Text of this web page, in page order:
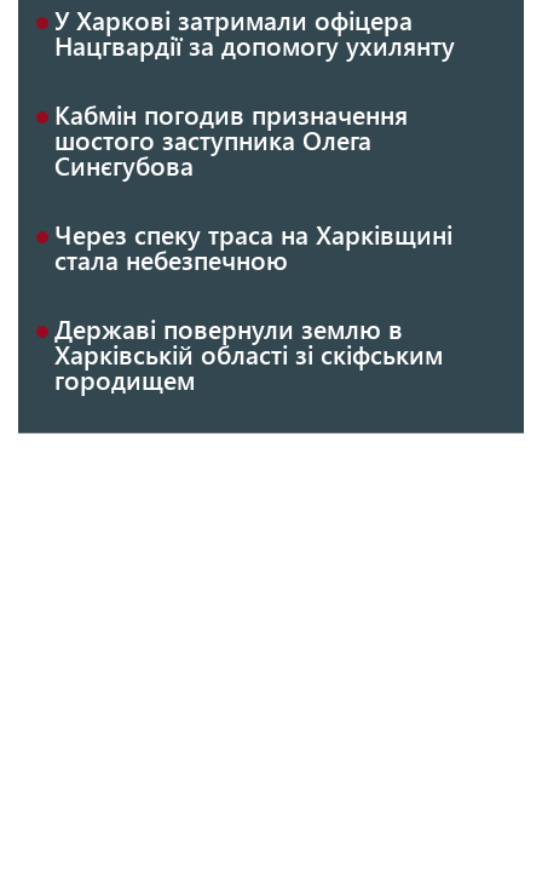
У Харкові затримали офіцера
Нацгвардії за допомогу ухилянту
Кабмін погодив призначення
шостого заступника Олега
Синєгубова
Через спеку траса на Харківщині
стала небезпечною
Державі повернули землю в
Харківській області зі скіфським
городищем